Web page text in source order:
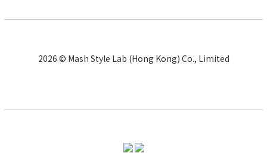
2026 © Mash Style Lab (Hong Kong) Co., Limited